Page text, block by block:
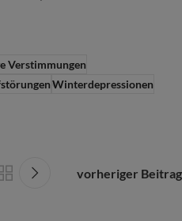
Verstimmungen
Winterdepressionen
vorheriger Beitrag